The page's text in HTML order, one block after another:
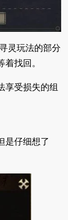
灵玩法的部分
找回。
享受损失的组
是仔细想了